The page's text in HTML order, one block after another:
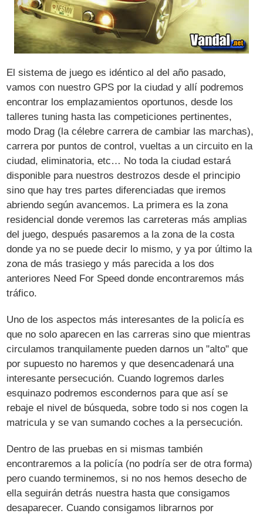
El sistema de juego es idéntico al del año pasado,
vamos con nuestro GPS por la ciudad y allí podremos
encontrar los emplazamientos oportunos, desde los
talleres tuning hasta las competiciones pertinentes,
modo Drag (la célebre carrera de cambiar las marchas),
carrera por puntos de control, vueltas a un circuito en la
ciudad, eliminatoria, etc… No toda la ciudad estará
disponible para nuestros destrozos desde el principio
sino que hay tres partes diferenciadas que iremos
abriendo según avancemos. La primera es la zona
residencial donde veremos las carreteras más amplias
del juego, después pasaremos a la zona de la costa
donde ya no se puede decir lo mismo, y ya por último la
zona de más trasiego y más parecida a los dos
anteriores Need For Speed donde encontraremos más
tráfico.
Uno de los aspectos más interesantes de la policía es
que no solo aparecen en las carreras sino que mientras
circulamos tranquilamente pueden darnos un "alto" que
por supuesto no haremos y que desencadenará una
interesante persecución. Cuando logremos darles
esquinazo podremos escondernos para que así se
rebaje el nivel de búsqueda, sobre todo si nos cogen la
matricula y se van sumando coches a la persecución.
Dentro de las pruebas en si mismas también
encontraremos a la policía (no podría ser de otra forma)
pero cuando terminemos, si no nos hemos desecho de
ella seguirán detrás nuestra hasta que consigamos
desaparecer. Cuando consigamos librarnos por